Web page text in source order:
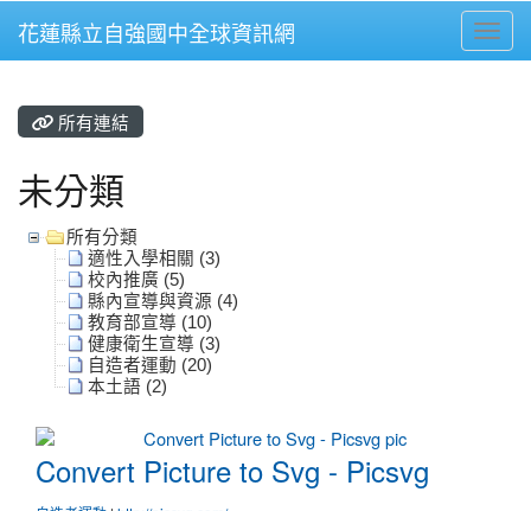
⏸
花蓮縣立自強國中全球資訊網
所有連結
未分類
所有分類
適性入學相關 (3)
校內推廣 (5)
縣內宣導與資源 (4)
教育部宣導 (10)
健康衛生宣導 (3)
自造者運動 (20)
本土語 (2)
Convert Picture to Svg - Picsvg
Convert Picture to Svg - Picsvg